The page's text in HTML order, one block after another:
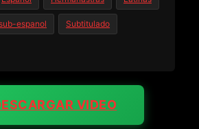
espanol Subtitulado
VIDEO